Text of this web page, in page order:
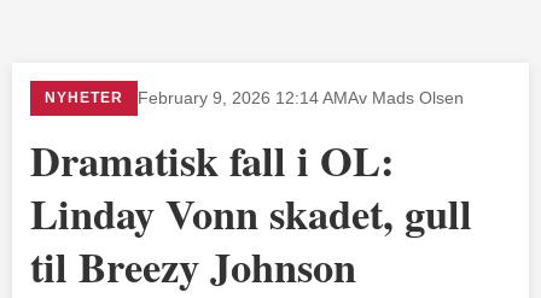
NYHETER February 9, 2026 12:14 AMAv Mads Olsen
Dramatisk fall i OL:
Linday Vonn skadet, gull
til Breezy Johnson